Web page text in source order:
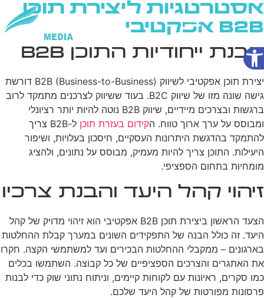
פתח סרגל נגישות
אסטרטגיות ליצירת תוכן
B2B אפקטיבי
הבנת ייחודיות התוכן B2B
יצירת תוכן אפקטיבי לשיווק B2B (Business-to-Business) דורשת
גישה שונה מזו של שיווק B2C. בעוד ששיווק לצרכנים מתמקד לרוב
ברגשות ובצרכים מיידיים, שיווק B2B נוטה להיות יותר רציונלי
ומבוסס על ערך ארוך טווח. הקידום בעזרת תוכן
ל-B2B צריך
להתמקד בהדגשת היתרונות העסקיים, חיסכון בעלויות, ושיפור
היעילות. התוכן צריך להיות מעמיק, מבוסס על נתונים, ולהציג
מומחיות בתחום הספציפי.
זיהוי קהל היעד והבנת צרכיו
הצעד הראשון ביצירת תוכן B2B אפקטיבי הוא זיהוי מדויק של קהל
היעד. זה כולל הבנה של התפקידים השונים במערך קבלת ההחלטות
בארגונים – ממקבלי ההחלטות הבכירים ועד למשתמשי הקצה. חקרו
את האתגרים והצרכים הספציפיים של כל קבוצה. השתמשו בכלים
כמו סקרים, ראיונות עם לקוחות קיימים, וניתוח נתוני שוק כדי לבנות
פרסונות מפורטות של קהל היעד שלכם.